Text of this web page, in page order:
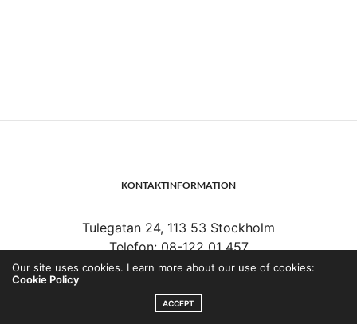
KONTAKTINFORMATION
Tulegatan 24, 113 53 Stockholm
Telefon: 08-122 01 457
Växel: 08-441 00 10
Our site uses cookies. Learn more about our use of cookies:
Cookie Policy
ACCEPT